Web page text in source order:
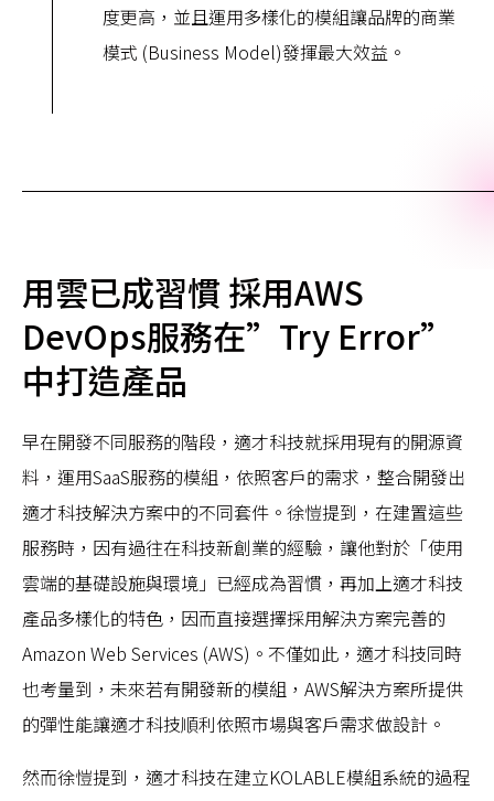
度更高，並且運用多樣化的模組讓品牌的商業
模式 (Business Model)發揮最大效益。
用雲已成習慣 採用AWS
DevOps服務在”Try Error”
中打造產品
早在開發不同服務的階段，適才科技就採用現有的開源資
料，運用SaaS服務的模組，依照客戶的需求，整合開發出
適才科技解決方案中的不同套件。徐愷提到，在建置這些
服務時，因有過往在科技新創業的經驗，讓他對於「使用
雲端的基礎設施與環境」已經成為習慣，再加上適才科技
產品多樣化的特色，因而直接選擇採用解決方案完善的
Amazon Web Services (AWS)。不僅如此，適才科技同時
也考量到，未來若有開發新的模組，AWS解決方案所提供
的彈性能讓適才科技順利依照市場與客戶需求做設計。
然而徐愷提到，適才科技在建立KOLABLE模組系統的過程